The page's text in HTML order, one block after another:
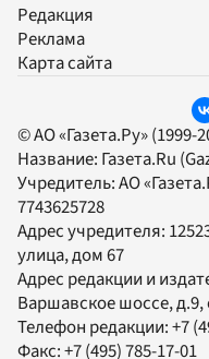
Редакция
Реклама
Карта сайта
© АО «Газета.Ру» (1999-
Название: Газета.Ru
Учредитель:АО
7743625728
Адрес учредителя:
улица, дом 67
Адрес редакции и
Варшавское шоссе, д.9,
Телефон редакции:+7
Факс:+7 (495) 785-17-01